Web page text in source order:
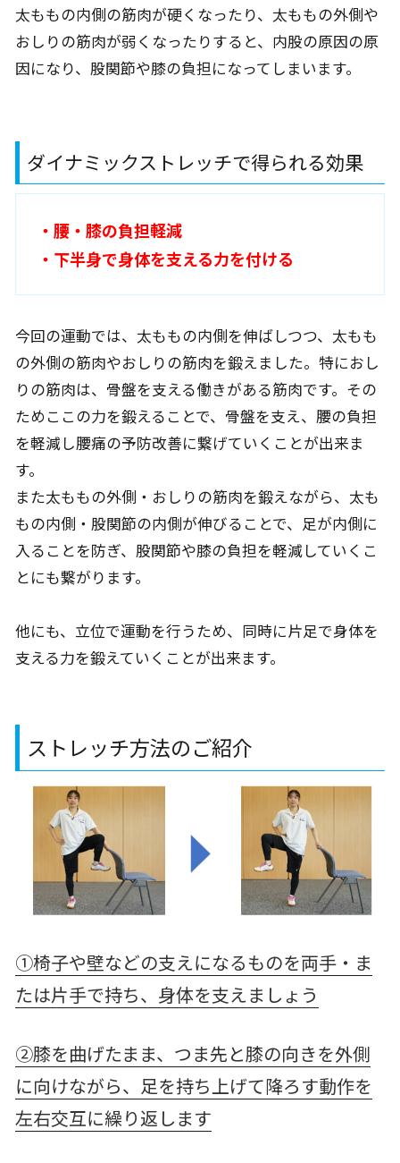
太ももの内側の筋肉が硬くなったり、太ももの外側や
おしりの筋肉が弱くなったりすると、内股の原因の原
因になり、股関節や膝の負担になってしまいます。
ダイナミックストレッチで得られる効果
・腰・膝の負担軽減
・下半身で身体を支える力を付ける
今回の運動では、太ももの内側を伸ばしつつ、太もも
の外側の筋肉やおしりの筋肉を鍛えました。特におし
りの筋肉は、骨盤を支える働きがある筋肉です。その
ためここの力を鍛えることで、骨盤を支え、腰の負担
を軽減し腰痛の予防改善に繋げていくことが出来ま
す。
また太ももの外側・おしりの筋肉を鍛えながら、太も
もの内側・股関節の内側が伸びることで、足が内側に
入ることを防ぎ、股関節や膝の負担を軽減していくこ
とにも繋がります。
他にも、立位で運動を行うため、同時に片足で身体を
支える力を鍛えていくことが出来ます。
ストレッチ方法のご紹介
①椅子や壁などの支えになるものを両手・ま
たは片手で持ち、身体を支えましょう
②膝を曲げたまま、つま先と膝の向きを外側
に向けながら、足を持ち上げて降ろす動作を
左右交互に繰り返します